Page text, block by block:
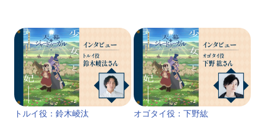
トルイ役：鈴木崚汰 オゴタイ役：下野紘